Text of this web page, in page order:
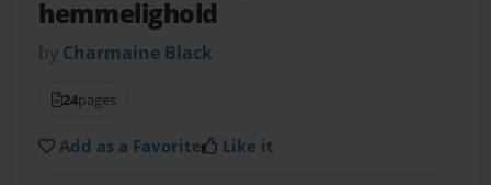
hemmelighold
by Charmaine Black
24pages
Add as a Favorite Like it